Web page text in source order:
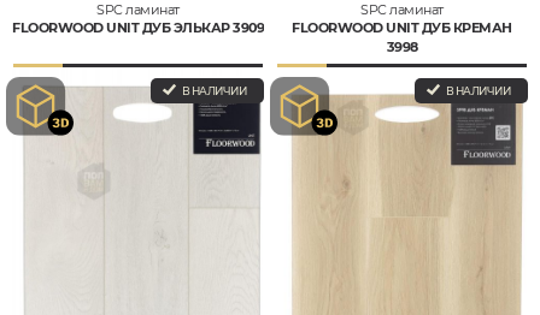
SPC ламинат
FLOORWOOD UNIT ДУБ ЭЛЬКАР 3909
В НАЛИЧИИ
SPC ламинат
FLOORWOOD UNIT ДУБ КРЕМАН
3998
В НАЛИЧИИ